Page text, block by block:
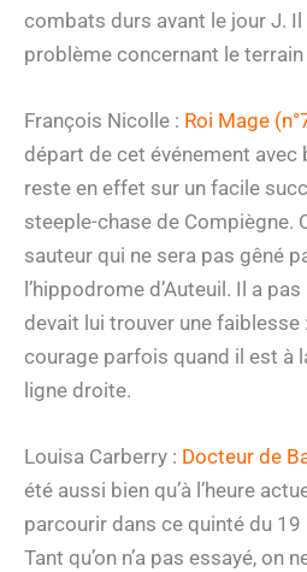
combats durs avant le jour J. Il
problème concernant le
François Nicolle : Roi Mage
départ de cet événement avec
reste en effet sur un facile
steeple-chase de Compiègne.
sauteur qui ne sera pas gêné
l’hippodrome d’Auteuil. Il a
devait lui trouver une faiblesse
courage parfois quand il est à
ligne droite.
Louisa Carberry : Docteur de
été aussi bien qu’à l’heure
parcourir dans ce quinté du 19
Tant qu’on n’a pas essayé, on